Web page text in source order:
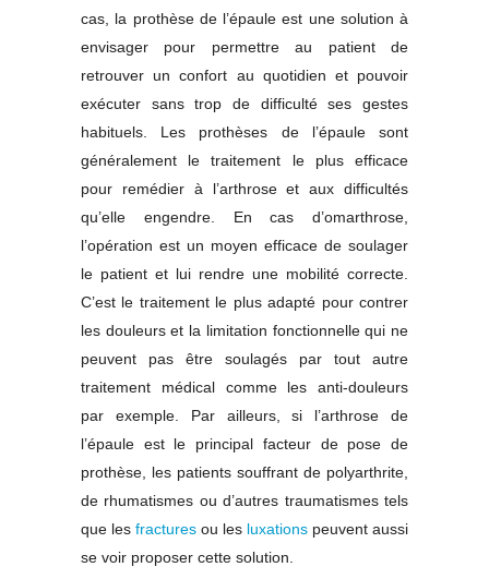
cas, la prothèse de l’épaule est une solution à
envisager pour permettre au patient de
retrouver un confort au quotidien et pouvoir
exécuter sans trop de difficulté ses gestes
habituels. Les prothèses de l’épaule sont
généralement le traitement le plus efficace
pour remédier à l’arthrose et aux difficultés
qu’elle engendre. En cas d’omarthrose,
l’opération est un moyen efficace de soulager
le patient et lui rendre une mobilité correcte.
C’est le traitement le plus adapté pour contrer
les douleurs et la limitation fonctionnelle qui ne
peuvent pas être soulagés par tout autre
traitement médical comme les anti-douleurs
par exemple. Par ailleurs, si l’arthrose de
l’épaule est le principal facteur de pose de
prothèse, les patients souffrant de polyarthrite,
de rhumatismes ou d’autres traumatismes tels
que les fractures ou les luxations peuvent aussi
se voir proposer cette solution.